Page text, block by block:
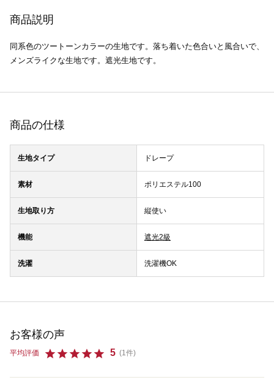
商品説明
同系色のツートーンカラーの生地です。落ち着いた色合いと風合いで、
メンズライクな生地です。遮光生地です。
商品の仕様
生地タイプ ドレープ
素材 ポリエステル100
生地取り方 縦使い
機能 遮光2級
洗濯 洗濯機OK
お客様の声
平均評価 5 (1件)